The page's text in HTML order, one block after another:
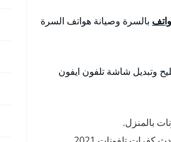
بالسرة وصيانة هواتف السرة
وتبديل شاشة تلفون ايفون